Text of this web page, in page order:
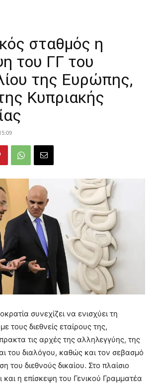
σταθμός η
του ΓΓ του
της Ευρώπης,
Κυπριακής
συνεχίζει να ενισχύει τη
τους διεθνείς εταίρους της,
τις αρχές της αλληλεγγύης, της
του διαλόγου, καθώς και τον σεβασμό
του διεθνούς δικαίου. Στο πλαίσιο
και η επίσκεψη του Γενικού Γραμματέα